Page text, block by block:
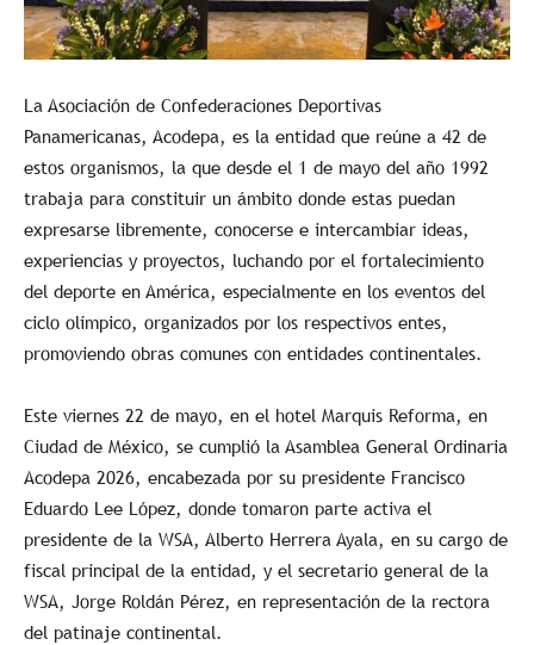
La Asociación de Confederaciones Deportivas
Panamericanas, Acodepa, es la entidad que reúne a 42 de
estos organismos, la que desde el 1 de mayo del año 1992
trabaja para constituir un ámbito donde estas puedan
expresarse libremente, conocerse e intercambiar ideas,
experiencias y proyectos, luchando por el fortalecimiento
del deporte en América, especialmente en los eventos del
ciclo olímpico, organizados por los respectivos entes,
promoviendo obras comunes con entidades continentales.
Este viernes 22 de mayo, en el hotel Marquis Reforma, en
Ciudad de México, se cumplió la Asamblea General Ordinaria
Acodepa 2026, encabezada por su presidente Francisco
Eduardo Lee López, donde tomaron parte activa el
presidente de la WSA, Alberto Herrera Ayala, en su cargo de
fiscal principal de la entidad, y el secretario general de la
WSA, Jorge Roldán Pérez, en representación de la rectora
del patinaje continental.